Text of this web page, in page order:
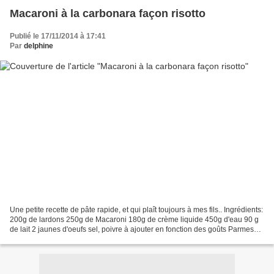
Macaroni à la carbonara façon risotto
Publié le 17/11/2014 à 17:41
Par delphine
Une petite recette de pâte rapide, et qui plaît toujours à mes fils.. Ingrédients:
200g de lardons 250g de Macaroni 180g de crème liquide 450g d'eau 90 g
de lait 2 jaunes d'oeufs sel, poivre à ajouter en fonction des goûts Parmesan.